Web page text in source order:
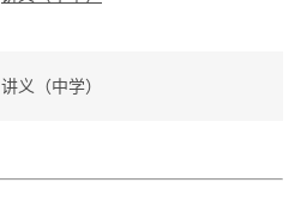
讲义（中学）